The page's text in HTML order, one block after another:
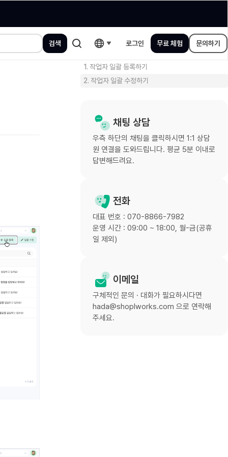
로그인 무료 체험 문의하기
1. 작업자 일괄 등록하기
2. 작업자 일괄 수정하기
채팅 상담
우측 하단의 채팅을 클릭하시면 1:1 상담
원 연결을 도와드립니다. 평균 5분 이내로
답변해드려요.
전화
대표 번호 : 070-8866-7982
운영 시간 : 09:00 ~ 18:00, 월-금(공휴
일 제외)
이메일
구체적인 문의 · 대화가 필요하시다면
hada@shoplworks.com 으로 연락해
주세요.